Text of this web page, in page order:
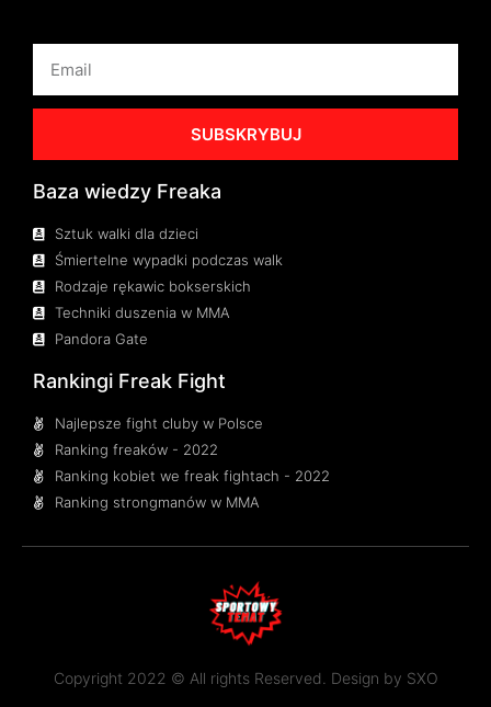
SUBSKRYBUJ
Baza wiedzy Freaka
Sztuk walki dla dzieci
Śmiertelne wypadki podczas walk
Rodzaje rękawic bokserskich
Techniki duszenia w MMA
Pandora Gate
Rankingi Freak Fight
Najlepsze fight cluby w Polsce
Ranking freaków - 2022
Ranking kobiet we freak fightach - 2022
Ranking strongmanów w MMA
Copyright 2022 © All rights Reserved. Design by SXO